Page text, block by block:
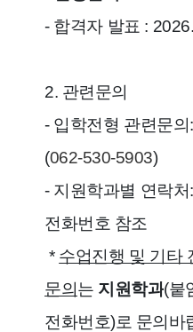
- 합격자 발표 :
2. 관련문의
- 입학전형 관련문
(062-530-5903)
- 지원학과별 연락
전화번호 참조
* 수업진행 및 기타
문의 는 지원학과(붙
전화번호)로 문의바